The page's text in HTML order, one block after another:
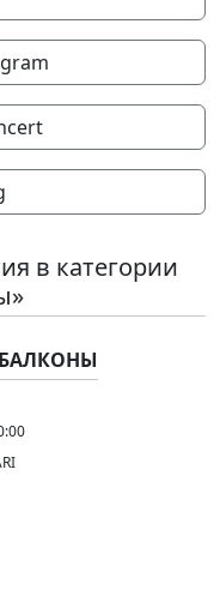
в категории
БАЛКОНЫ